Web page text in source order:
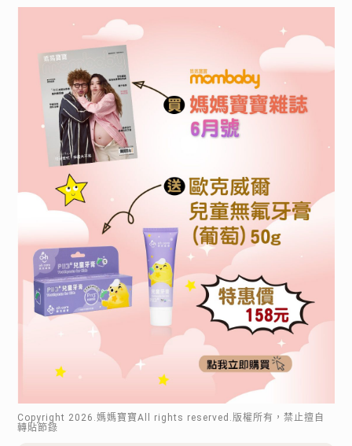
Copyright 2026 .媽媽寶寶All rights reserved.版權所有，禁止擅自
轉貼節錄